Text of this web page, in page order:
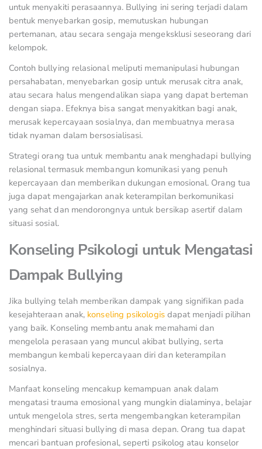
untuk menyakiti perasaannya. Bullying ini sering terjadi dalam
bentuk menyebarkan gosip, memutuskan hubungan
pertemanan, atau secara sengaja mengeksklusi seseorang dari
kelompok.
Contoh bullying relasional meliputi memanipulasi hubungan
persahabatan, menyebarkan gosip untuk merusak citra anak,
atau secara halus mengendalikan siapa yang dapat berteman
dengan siapa. Efeknya bisa sangat menyakitkan bagi anak,
merusak kepercayaan sosialnya, dan membuatnya merasa
tidak nyaman dalam bersosialisasi.
Strategi orang tua untuk membantu anak menghadapi bullying
relasional termasuk membangun komunikasi yang penuh
kepercayaan dan memberikan dukungan emosional. Orang tua
juga dapat mengajarkan anak keterampilan berkomunikasi
yang sehat dan mendorongnya untuk bersikap asertif dalam
situasi sosial.
Konseling Psikologi untuk Mengatasi
Dampak Bullying
Jika bullying telah memberikan dampak yang signifikan pada
kesejahteraan anak, konseling psikologisdapat menjadi pilihan
yang baik. Konseling membantu anak memahami dan
mengelola perasaan yang muncul akibat bullying, serta
membangun kembali kepercayaan diri dan keterampilan
sosialnya.
Manfaat konseling mencakup kemampuan anak dalam
mengatasi trauma emosional yang mungkin dialaminya, belajar
untuk mengelola stres, serta mengembangkan keterampilan
menghindari situasi bullying di masa depan. Orang tua dapat
mencari bantuan profesional, seperti psikolog atau konselor